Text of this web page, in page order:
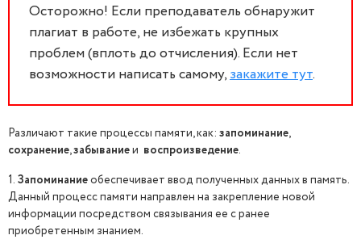
Осторожно! Если преподаватель обнаружит
плагиат в работе, не избежать крупных
проблем (вплоть до отчисления). Если нет
возможности написать самому,закажите тут.
Различают такие процессы памяти, как: запоминание,
сохранение,забываниеи воспроизведение.
1. Запоминаниеобеспечивает ввод полученных данных в память.
Данный процесс памяти направлен на закрепление новой
информации посредством связывания ее с ранее
приобретенным знанием.